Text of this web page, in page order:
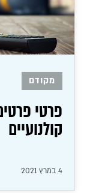
מקודם
פרטי
קולנועיים
4 במרץ 2021